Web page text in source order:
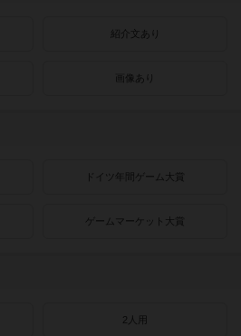
紹介文あり
画像あり
ドイツ年間ゲーム大賞
ゲームマーケット大賞
2人用